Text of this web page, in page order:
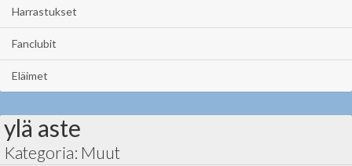
Harrastukset
Fanclubit
Eläimet
ylä aste
Kategoria: Muut